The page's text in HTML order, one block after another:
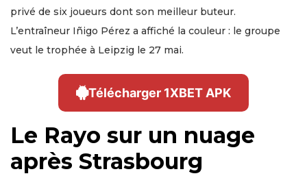
privé de six joueurs dont son meilleur buteur.
L’entraîneur Iñigo Pérez a affiché la couleur : le groupe
veut le trophée à Leipzig le 27 mai.
Télécharger 1XBET APK
Le Rayo sur un nuage
après Strasbourg